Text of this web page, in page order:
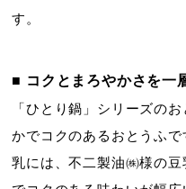
す。
■ コクとまろやかさを一
「ひとり鍋」シリーズの
かでコクのあるおとうふ
乳には、不二製油㈱様の